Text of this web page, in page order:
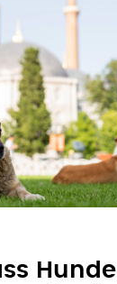
Hunde